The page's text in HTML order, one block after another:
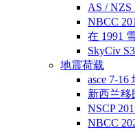
AS / NZS
NBCC
在 1991
SkyCiv
地震荷载
asce 7-
新西兰移
NSCP
NBCC